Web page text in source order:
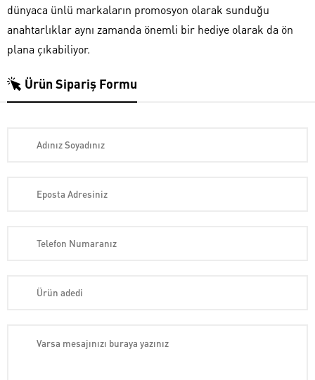
dünyaca ünlü markaların promosyon olarak sunduğu
anahtarlıklar aynı zamanda önemli bir hediye olarak da ön
plana çıkabiliyor.
Ürün Sipariş Formu